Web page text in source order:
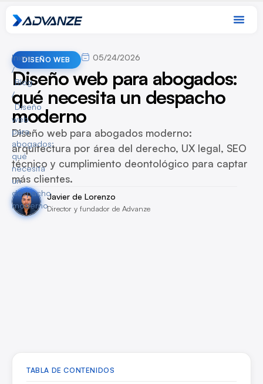
DISEÑO WEB 05/24/2026
Diseño web para abogados:
qué necesita un despacho
moderno
Diseño web para abogados moderno:
arquitectura por área del derecho, UX legal, SEO
técnico y cumplimiento deontológico para captar
más clientes.
Javier de Lorenzo
Director y fundador de Advanze
Inicio
/
Blog
/
Diseño
web
para
abogados:
qué
necesita
un
despacho
moderno
TABLA DE CONTENIDOS